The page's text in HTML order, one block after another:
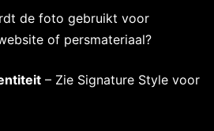
de foto gebruikt voor
of persmateriaal?
– Zie Signature Style voor